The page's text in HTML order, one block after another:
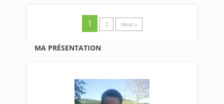
1 2 Next »
MA PRÉSENTATION